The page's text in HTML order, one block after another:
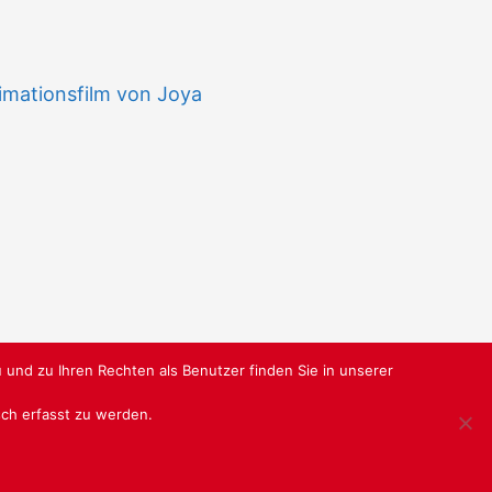
von Joya
@ SABU GMBH
zu Ihren Rechten als Benutzer finden Sie in unserer
erfasst zu werden.